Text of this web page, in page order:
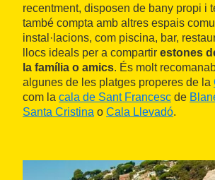
recentment, disposen de bany propi i
també compta amb altres espais
instal·lacions, com piscina, bar,
llocs ideals per a compartir estones
la família o amics. És molt
algunes de les platges properes de la
com la cala de Sant Francesc de
Santa Cristina o Cala Llevadó.